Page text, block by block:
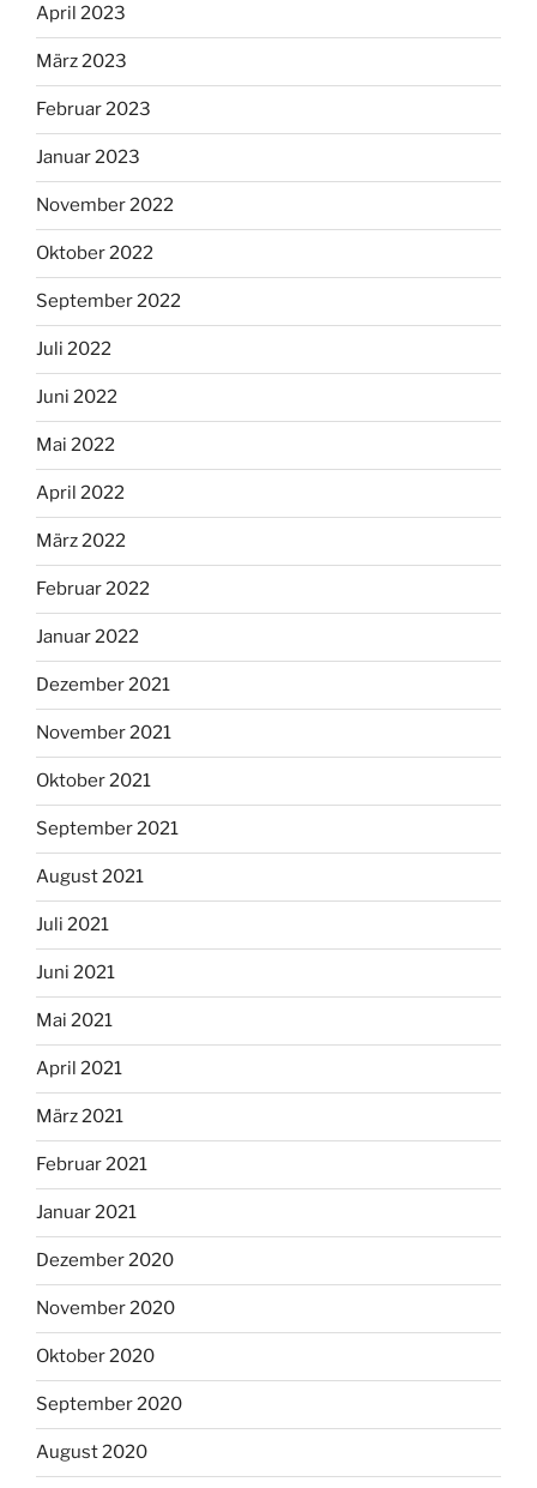
April 2023
März 2023
Februar 2023
Januar 2023
November 2022
Oktober 2022
September 2022
Juli 2022
Juni 2022
Mai 2022
April 2022
März 2022
Februar 2022
Januar 2022
Dezember 2021
November 2021
Oktober 2021
September 2021
August 2021
Juli 2021
Juni 2021
Mai 2021
April 2021
März 2021
Februar 2021
Januar 2021
Dezember 2020
November 2020
Oktober 2020
September 2020
August 2020